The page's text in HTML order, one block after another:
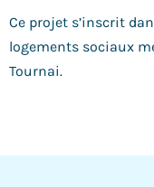
Ce projet s’inscrit
logements sociaux
Tournai.